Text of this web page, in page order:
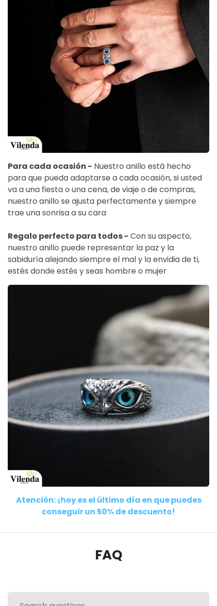
Para cada ocasión - Nuestro anillo está hecho
para que pueda adaptarse a cada ocasión, si usted
va a una fiesta o una cena, de viaje o de compras,
nuestro anillo se ajusta perfectamente y siempre
trae una sonrisa a su cara
Regalo perfecto para todos - Con su aspecto,
nuestro anillo puede representar la paz y la
sabiduría alejando siempre el mal y la envidia de ti,
estés donde estés y seas hombre o mujer
Atención: ¡hoy es el último día en que puedes
conseguir un 50% de descuento!
FAQ